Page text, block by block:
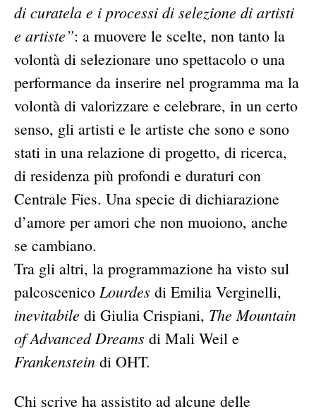
di curatela e i processi di selezione di artisti
e artiste”: a muovere le scelte, non tanto la
volontà di selezionare uno spettacolo o una
performance da inserire nel programma ma la
volontà di valorizzare e celebrare, in un certo
senso, gli artisti e le artiste che sono e sono
stati in una relazione di progetto, di ricerca,
di residenza più profondi e duraturi con
Centrale Fies. Una specie di dichiarazione
d’amore per amori che non muoiono, anche
se cambiano.
Tra gli altri, la programmazione ha visto sul
palcoscenico Lourdes di Emilia Verginelli,
inevitabile di Giulia Crispiani, The Mountain
of Advanced Dreams di Mali Weil e
Frankenstein di OHT.
Chi scrive ha assistito ad alcune delle